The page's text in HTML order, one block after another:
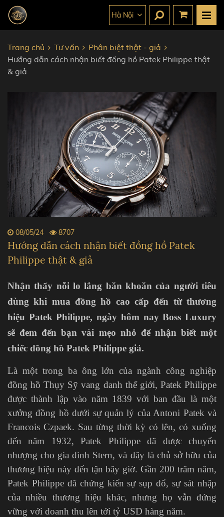
Hà Nội
Trang chủ Tư vấn
Phân biệt thật - giả
Hướng dẫn cách nhận biết đồng hồ Patek Philippe thật
& giả
08/05/24 8707
Hướng dẫn cách nhận biết đồng hồ Patek
Philippe thật & giả
Nhận thấy nỗi lo lắng băn khoăn của người tiêu
dùng khi mua đồng hồ cao cấp đến từ thương
hiệu Patek Philippe, ngày hôm nay Boss Luxury
sẽ đem đến bạn vài mẹo nhỏ để nhận biết một
chiếc đồng hồ Patek Philippe giả.
Là một trong ba ông lớn của ngành công nghiệp
đồng hồ Thụy Sỹ vang danh thế giới, Patek Philippe
được thành lập vào năm 1839 với ban đầu là một
xưởng đồng hồ dưới sự quản lý của Antoni Patek và
Francois Czpaek. Sau từng thời kỳ có lên, có xuống
đến năm 1932, Patek Philippe đã được chuyển
nhượng cho gia đình Stern, và đây là chủ sở hữu của
thương hiệu này đến tận bây giờ. Gần 200 trăm năm,
Patek Philippe đã chứng kiến sự sụp đổ, sự sát nhập
của nhiều thương hiệu khác, nhưng họ vẫn đứng
vững với doanh thu lên tới tỷ USD hàng năm.